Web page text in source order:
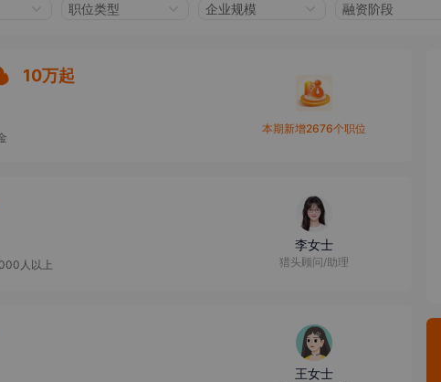
职位类型 企业规模 融资阶段
10万起
本期新增2676个职位
人以上
李女士
猎头顾问/助理
王女士